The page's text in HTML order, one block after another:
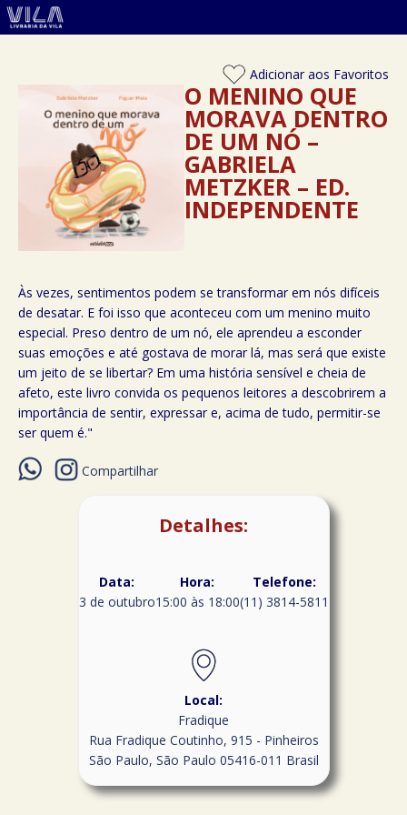
Adicionar aos Favoritos
O MENINO QUE
MORAVA DENTRO
DE UM NÓ –
GABRIELA
METZKER – ED.
INDEPENDENTE
Às vezes, sentimentos podem se transformar em nós difíceis
de desatar. E foi isso que aconteceu com um menino muito
especial. Preso dentro de um nó, ele aprendeu a esconder
suas emoções e até gostava de morar lá, mas será que existe
um jeito de se libertar? Em uma história sensível e cheia de
afeto, este livro convida os pequenos leitores a descobrirem a
importância de sentir, expressar e, acima de tudo, permitir-se
ser quem é."
Compartilhar
Detalhes:
Data:
3 de outubro
Hora:
15:00 às 18:00
Telefone:
(11) 3814-5811
Local:
Fradique
Rua Fradique Coutinho, 915 - Pinheiros
São Paulo, São Paulo 05416-011 Brasil